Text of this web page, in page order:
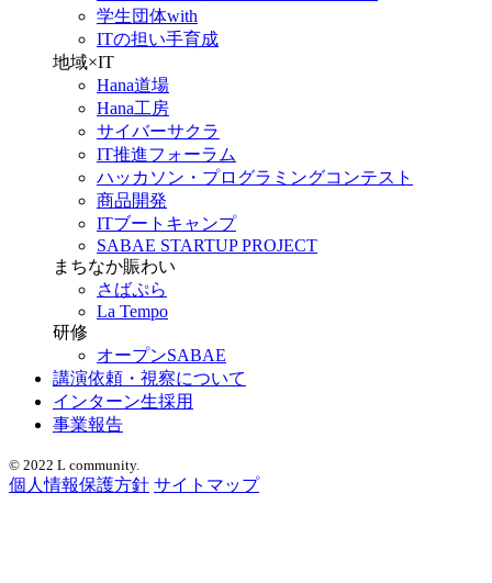
学生団体with
ITの担い手育成
地域×IT
Hana道場
Hana工房
サイバーサクラ
IT推進フォーラム
ハッカソン・プログラミングコンテスト
商品開発
ITブートキャンプ
SABAE STARTUP PROJECT
まちなか賑わい
さばぷら
La Tempo
研修
オープンSABAE
講演依頼・視察について
インターン生採用
事業報告
© 2022 L community.
個人情報保護方針 サイトマップ